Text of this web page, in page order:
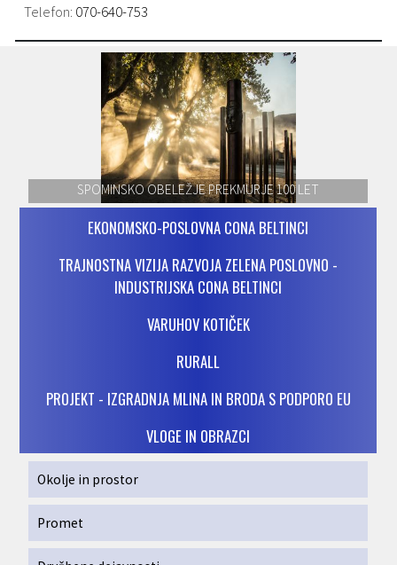
Telefon: 070-640-753
SPOMINSKO OBELEŽJE PREKMURJE 100 LET
EKONOMSKO-POSLOVNA CONA BELTINCI
TRAJNOSTNA VIZIJA RAZVOJA ZELENA POSLOVNO -
INDUSTRIJSKA CONA BELTINCI
VARUHOV KOTIČEK
RURALL
PROJEKT - IZGRADNJA MLINA IN BRODA S PODPORO EU
VLOGE IN OBRAZCI
Okolje in prostor
Promet